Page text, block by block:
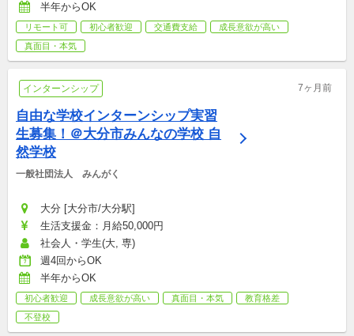
半年からOK
リモート可 初心者歓迎 交通費支給
成長意欲が高い
真面目・本気
インターンシップ 7ヶ月前
自由な学校インターンシップ実習
生募集！＠大分市みんなの学校 自
然学校
一般社団法人　みんがく
大分 [大分市/大分駅]
生活支援金：月給50,000円
社会人・学生(大, 専)
週4回からOK
半年からOK
初心者歓迎 成長意欲が高い 真面目・本気
教育格差
不登校